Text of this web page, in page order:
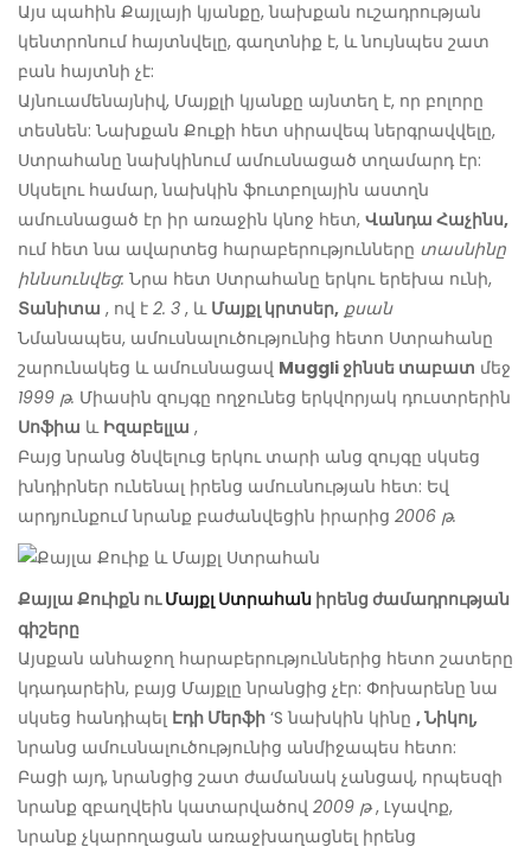
Այս պահին Քայլայի կյանքը, նախքան ուշադրության
կենտրոնում հայտնվելը, գաղտնիք է, և նույնպես շատ
բան հայտնի չէ:
Այնուամենայնիվ, Մայքլի կյանքը այնտեղ է, որ բոլորը
տեսնեն: Նախքան Քուքի հետ սիրավեպ ներգրավվելը,
Ստրահանը նախկինում ամուսնացած տղամարդ էր:
Սկսելու համար, նախկին ֆուտբոլային աստղն
ամուսնացած էր իր առաջին կնոջ հետ, Վանդա Հաչինս,
ում հետ նա ավարտեց հարաբերությունները տասնինը
իննսունվեց: Նրա հետ Ստրահանը երկու երեխա ունի,
Տանիտա , ով է 2. 3 , և Մայքլ կրտսեր, քսան
Նմանապես, ամուսնալուծությունից հետո Ստրահանը
շարունակեց և ամուսնացավ Muggli ջինսե տաբատ մեջ
1999 թ. Միասին զույգը ողջունեց երկվորյակ դուստրերին
Սոֆիա և Իզաբելլա ,
Բայց նրանց ծնվելուց երկու տարի անց զույգը սկսեց
խնդիրներ ունենալ իրենց ամուսնության հետ: Եվ
արդյունքում նրանք բաժանվեցին իրարից 2006 թ.
Քայլա Քուիքն ուՄայքլ Ստրահան իրենց ժամադրության
գիշերը
Այսքան անհաջող հարաբերություններից հետո շատերը
կդադարեին, բայց Մայքլը նրանցից չէր: Փոխարենը նա
սկսեց հանդիպել Էդի Մերֆի ‘S նախկին կինը , Նիկոլ,
նրանց ամուսնալուծությունից անմիջապես հետո:
Բացի այդ, նրանցից շատ ժամանակ չանցավ, որպեսզի
նրանք զբաղվեին կատարվածով 2009 թ, Lyավոք,
նրանք չկարողացան առաջխաղացնել իրենց